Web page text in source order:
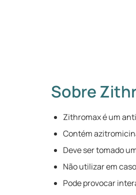
Sobre
Zithromax é um
Contém
Deve ser tomado
Não utilizar em
Pode provocar